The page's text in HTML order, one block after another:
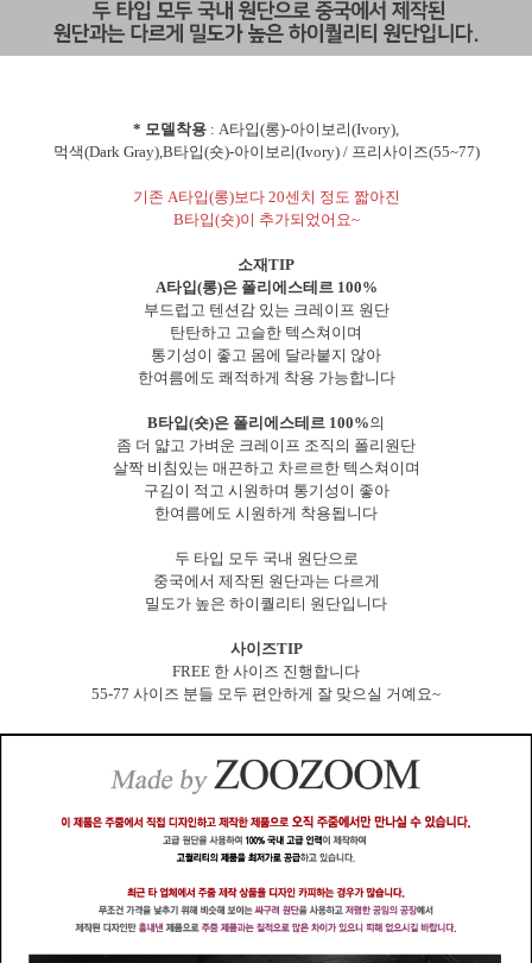
* 모델착용 : A타입(롱)-아이보리(Ivory),
먹색(Dark Gray),B타입(숏)-아이보리(Ivory) / 프리사이즈(55~77)
기존 A타입(롱)보다 20센치 정도 짧아진
B타입(숏)이 추가되었어요~
소재TIP
A타입(롱)은 폴리에스테르 100%
부드럽고 텐션감 있는 크레이프 원단
탄탄하고 고슬한 텍스쳐이며
통기성이 좋고 몸에 달라붙지 않아
한여름에도 쾌적하게 착용 가능합니다
B타입(숏)은 폴리에스테르 100%의
좀 더 얇고 가벼운 크레이프 조직의 폴리원단
살짝 비침있는 매끈하고 차르르한 텍스쳐이며
구김이 적고 시원하며 통기성이 좋아
한여름에도 시원하게 착용됩니다
두 타입 모두 국내 원단으로
중국에서 제작된 원단과는 다르게
밀도가 높은 하이퀄리티 원단입니다
사이즈TIP
FREE 한 사이즈 진행합니다
55-77 사이즈 분들 모두 편안하게 잘 맞으실 거예요~